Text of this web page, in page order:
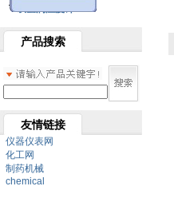
双金属温度计
产品搜索
友情链接
仪器仪表网
化工网
制药机械
chemical